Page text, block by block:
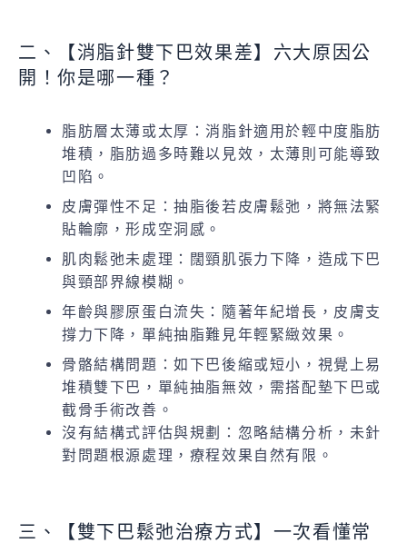
二、【消脂針雙下巴效果差】六大原因公
開！你是哪一種？
脂肪層太薄或太厚：消脂針適用於輕中度脂肪
堆積，脂肪過多時難以見效，太薄則可能導致
凹陷。
皮膚彈性不足：抽脂後若皮膚鬆弛，將無法緊
貼輪廓，形成空洞感。
肌肉鬆弛未處理：闊頸肌張力下降，造成下巴
與頸部界線模糊。
年齡與膠原蛋白流失：隨著年紀增長，皮膚支
撐力下降，單純抽脂難見年輕緊緻效果。
骨骼結構問題：如下巴後縮或短小，視覺上易
堆積雙下巴，單純抽脂無效，需搭配墊下巴或
截骨手術改善。
沒有結構式評估與規劃：忽略結構分析，未針
對問題根源處理，療程效果自然有限。
三、【雙下巴鬆弛治療方式】一次看懂常